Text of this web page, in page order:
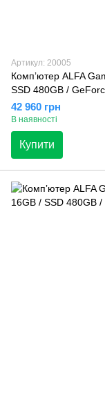
Артикул: 20005
Компʼютер ALFA
SSD 480GB /
42 960 грн
В наявності
Купити